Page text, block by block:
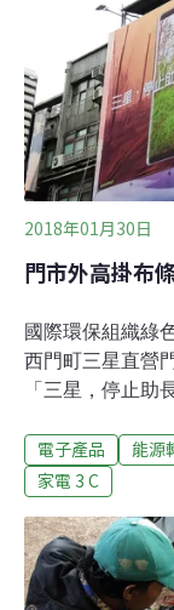
年全球電子垃圾
只有17.4%的廢
的消費率增加、
品被長期閒置在
2018年01月30日
門市外高掛布
國際環保組織綠
西門町三星直營
「三星，停止助
高的電子品牌，
軟、Dell等已承
美等國進行直接
是綠電綠色和平
動。綠色和平行
電子產品 能源
家電 3 C